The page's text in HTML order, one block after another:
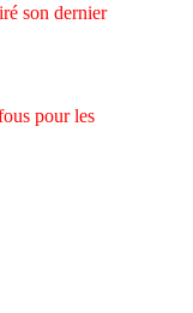
son dernier
pour les